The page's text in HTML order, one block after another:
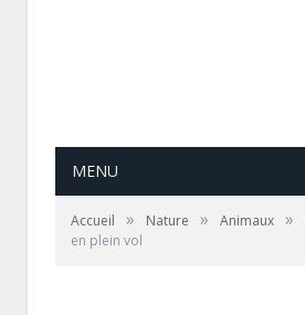
MENU
Accueil » Nature » Animaux »
en plein vol